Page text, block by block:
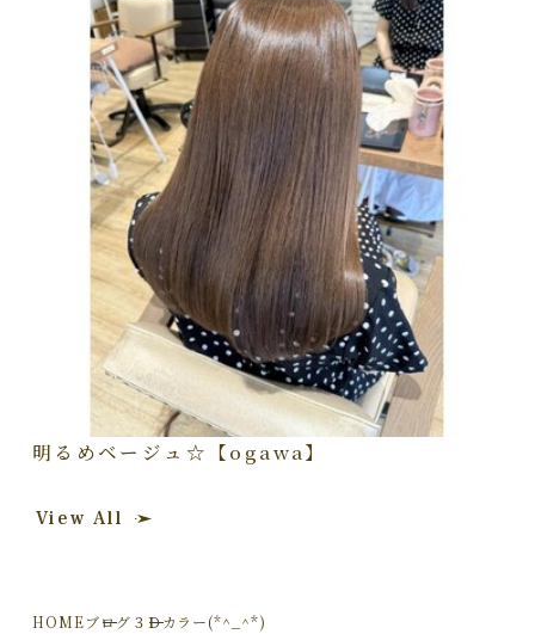
明るめベージュ☆【ogawa】
View All
HOMEブログ ３Ｄカラー(*^_^*)